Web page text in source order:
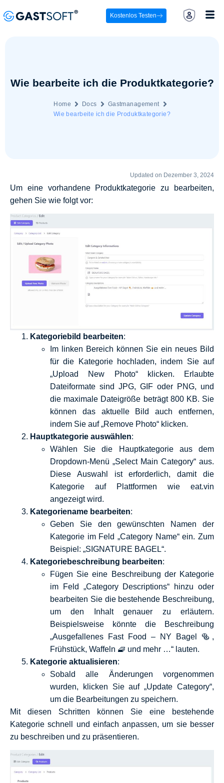
Kostenlos Testen
Wie bearbeite ich die Produktkategorie?
Home Docs
Gastmanagement
Wie bearbeite ich die Produktkategorie?
Updated on Dezember 3, 2024
Um eine vorhandene Produktkategorie zu bearbeiten,
gehen Sie wie folgt vor:
Kategoriebild bearbeiten:
Im linken Bereich können Sie ein neues Bild
für die Kategorie hochladen, indem Sie auf
„Upload New Photo“ klicken. Erlaubte
Dateiformate sind JPG, GIF oder PNG, und
die maximale Dateigröße beträgt 800 KB. Sie
können das aktuelle Bild auch entfernen,
indem Sie auf „Remove Photo“ klicken.
Hauptkategorie auswählen:
Wählen Sie die Hauptkategorie aus dem
Dropdown-Menü „Select Main Category“ aus.
Diese Auswahl ist erforderlich, damit die
Kategorie auf Plattformen wie eat.vin
angezeigt wird.
Kategoriename bearbeiten:
Geben Sie den gewünschten Namen der
Kategorie im Feld „Category Name“ ein. Zum
Beispiel: „SIGNATURE BAGEL“.
Kategoriebeschreibung bearbeiten:
Fügen Sie eine Beschreibung der Kategorie
im Feld „Category Descriptions“ hinzu oder
bearbeiten Sie die bestehende Beschreibung,
um den Inhalt genauer zu erläutern.
Beispielsweise könnte die Beschreibung
„Ausgefallenes Fast Food – NY Bagel 🥯,
Frühstück, Waffeln 🧇 und mehr …“ lauten.
Kategorie aktualisieren:
Sobald alle Änderungen vorgenommen
wurden, klicken Sie auf „Update Category“,
um die Bearbeitungen zu speichern.
Mit diesen Schritten können Sie eine bestehende
Kategorie schnell und einfach anpassen, um sie besser
zu beschreiben und zu präsentieren.